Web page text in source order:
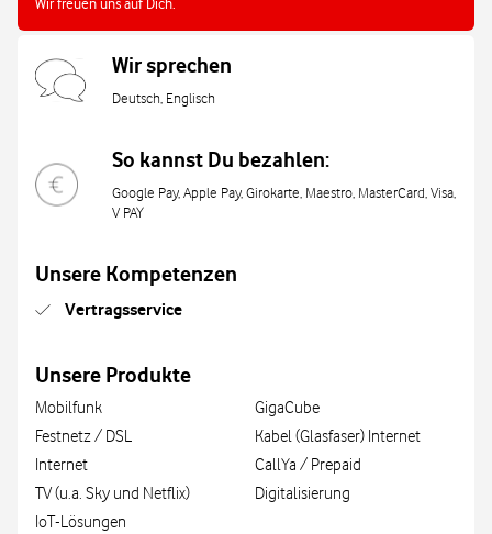
Wir freuen uns auf Dich.
Wir sprechen
Deutsch, Englisch
So kannst Du bezahlen:
Google Pay, Apple Pay, Girokarte, Maestro, MasterCard, Visa,
V PAY
Unsere Kompetenzen
Vertragsservice
Unsere Produkte
Mobilfunk
Festnetz / DSL
Internet
TV (u.a. Sky und Netflix)
IoT-Lösungen
GigaCube
Kabel (Glasfaser) Internet
CallYa / Prepaid
Digitalisierung